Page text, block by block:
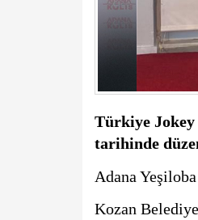
Türkiye Jokey
tarihinde
Adana
Kozan